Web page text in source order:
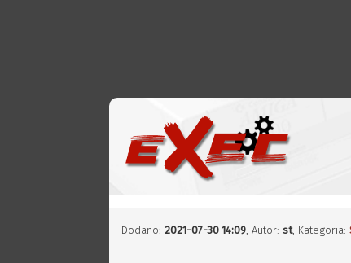
Dodano:2021-07-30 14:09,Autor:st, Kategoria: